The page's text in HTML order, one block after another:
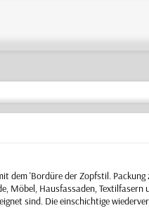
dem 'Bordüre der Zopfstil.
Möbel, Hausfassaden, Textilfasern
sind. Die einschichtige